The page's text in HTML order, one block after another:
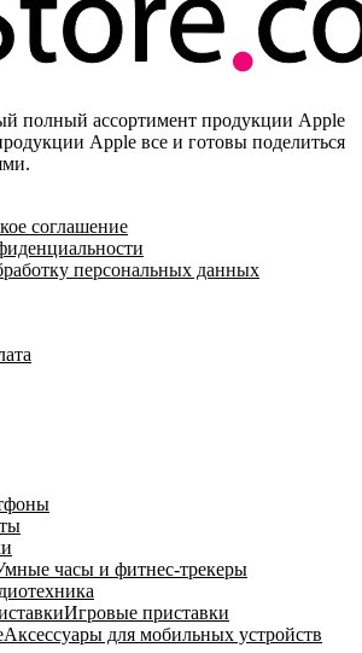
полный ассортимент продукции Apple
Apple все и готовы поделиться
соглашение
персональных данных
часы и фитнес-трекеры
Игровые приставки
Аксессуары для мобильных устройств